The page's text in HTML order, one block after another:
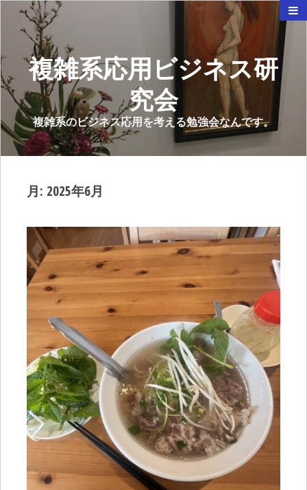
複雑系応用ビジネス研
究会
複雑系のビジネス応用を考える勉強会なんです。
月: 2025年6月